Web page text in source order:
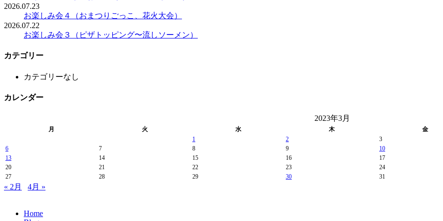
2026.07.23
お楽しみ会４（おまつりごっこ、花火大会）
2026.07.22
お楽しみ会３（ピザトッピング〜流しソーメン）
カテゴリー
カテゴリーなし
カレンダー
2023年3月
月 火 水 木
金
1
2
3
6
7 8 9
10
13
14 15 16
17
20
21 22 23
24
27
28 29 30 31
« 2月 4月 »
Home